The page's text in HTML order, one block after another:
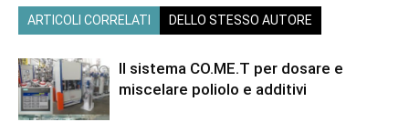
ARTICOLI CORRELATI DELLO STESSO AUTORE
Il sistema CO.ME.T per dosare e
miscelare poliolo e additivi